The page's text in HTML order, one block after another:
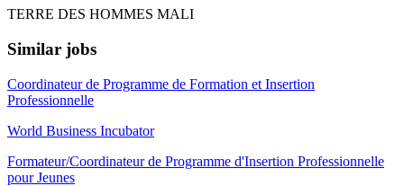
TERRE DES HOMMES MALI
Similar jobs
Coordinateur de Programme de Formation et Insertion
Professionnelle
World Business Incubator
Formateur/Coordinateur de Programme d'Insertion Professionnelle
pour Jeunes